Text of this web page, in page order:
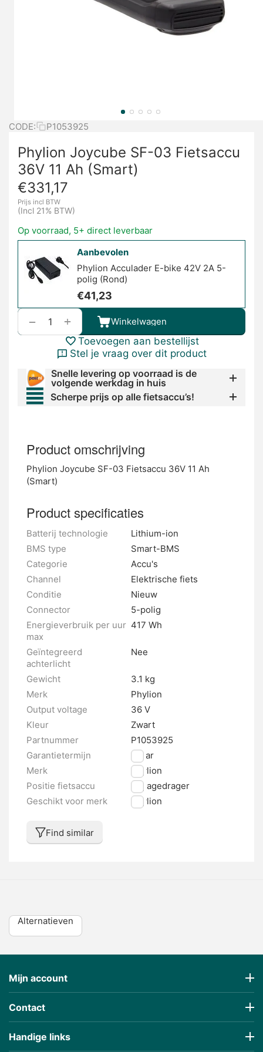
CODE: P1053925
Phylion Joycube SF-03 Fietsaccu
36V 11 Ah (Smart)
€331,17
Prijs incl BTW
(Incl 21% BTW)
Op voorraad, 5+ direct leverbaar
Aanbevolen
Phylion Acculader E-bike 42V 2A 5-
polig (Rond)
€41,23
+
− Winkelwagen
Toevoegen aan bestellijst
Stel je vraag over dit product
Snelle levering op voorraad is de
volgende werkdag in huis
Scherpe prijs op alle fietsaccu’s!
Product omschrijving
Phylion Joycube SF-03 Fietsaccu 36V 11 Ah
(Smart)
Product specificaties
Batterij technologie
Lithium-ion
BMS type
Smart-BMS
Categorie
Accu's
Channel
Elektrische fiets
Conditie
Nieuw
Connector
5-polig
Energieverbruik per uur
max
417 Wh
Geïntegreerd
achterlicht
Nee
Gewicht
3.1 kg
Merk
Phylion
Output voltage
36 V
Kleur
Zwart
Partnummer
P1053925
Garantietermijn
2 jaar
Merk
Phylion
Positie fietsaccu
Bagagedrager
Geschikt voor merk
Phylion
Find similar
Alternatieven
€551,95
Mijn account
Contact
Handige links